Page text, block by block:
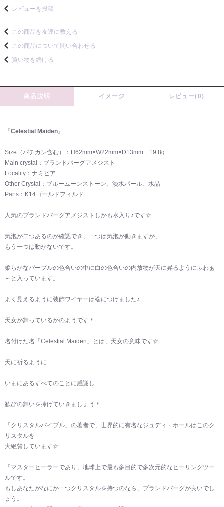
レビューを投稿
この商品を友達に教える
この商品について問い合わせる
買い物を続ける
商品説明 イメージ レビュー(0)
『Celestial Maiden 』
Size（バチカン含む）：H62mm×W22mm×D13mm 19.8g
Main crystal：ブランドバーグアメジスト
Locality：ナミビア
Other Crystal：ブルームーンストーン、淡水パール、水晶
Parts：K14ゴールドフィルド
人気のブランドバーグアメジストしかも水入り♪です☆
気泡が二つあるのが確認でき、一つは気泡が動きますが、
もう一つは動かないです。
柔らかなパープルの色合いの中に白の色合いの内放物が天に昇るようにふわぁ
～と入っています。
よく見えるように装飾ワイヤーは端につけました♪
天女が舞っているかのようです＊
名付けた名「Celestial Maiden」とは、天女の意味です☆
天に祈るように
いまにあるすべてのことに感謝し
歓びの舞いを捧げていきましょう＊
「クリスタルバイブル」の著者で、世界的に有名なジュディ・ホールはこのク
リスタルを
大絶賛しています☆
「マスターヒーラーであり、地球上で最も多目的で多次元的なヒーリングツー
ルです。
もしあなたがなにか一つクリスタルを持つのなら、ブランドバーグが良いでし
ょう。